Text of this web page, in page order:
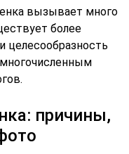
вызывает много
более
причины,